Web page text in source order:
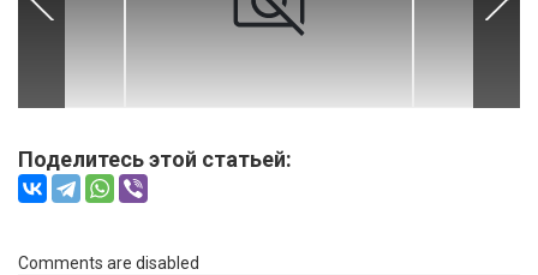
Поделитесь этой статьей:
Comments are disabled